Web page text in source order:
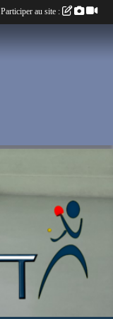
Participer au site :